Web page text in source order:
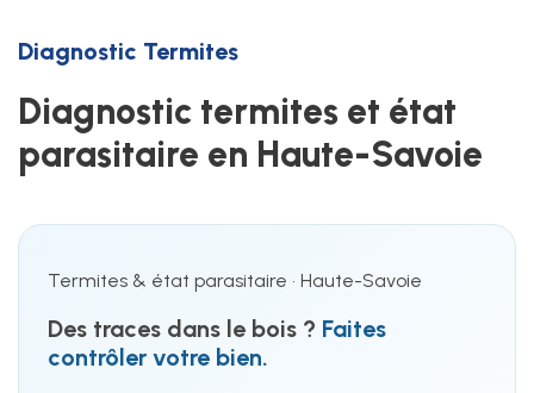
Diagnostic Termites
Diagnostic termites et état
parasitaire en Haute-Savoie
Termites & état parasitaire • Haute-Savoie
Des traces dans le bois ? Faites
contrôler votre bien.